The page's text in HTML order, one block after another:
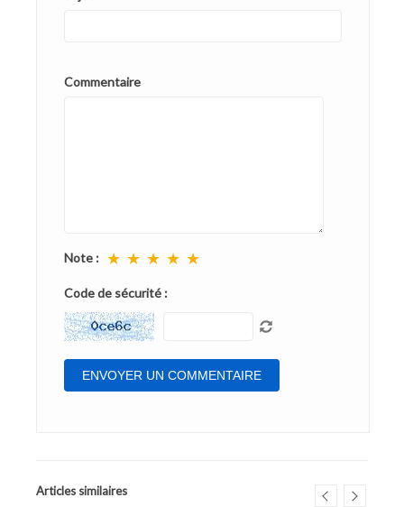
Commentaire
Note : ★ ★ ★ ★ ★
Code de sécurité :
Articles similaires